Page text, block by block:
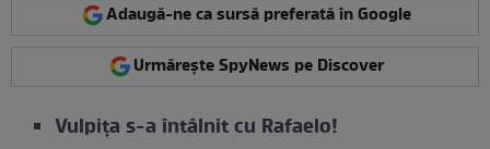
Adaugă-ne ca sursă preferată în Google
Urmărește SpyNews pe Discover
Vulpița s-a întâlnit cu Rafaelo!